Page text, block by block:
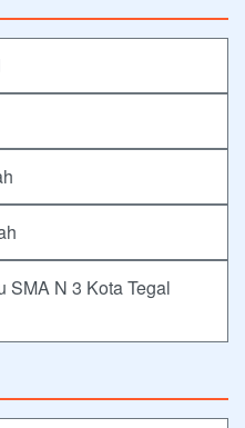
SMA N 3 Kota Tegal